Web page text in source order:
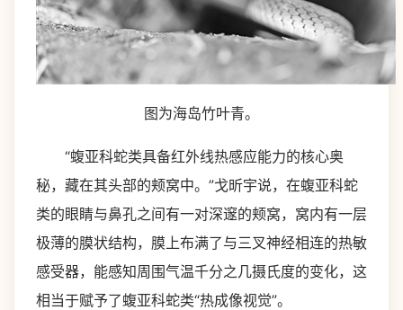
图为海岛竹叶青。
“蝮亚科蛇类具备红外线热感应能力的核心奥
秘，藏在其头部的颊窝中。”戈昕宇说，在蝮亚科蛇
类的眼睛与鼻孔之间有一对深邃的颊窝，窝内有一层
极薄的膜状结构，膜上布满了与三叉神经相连的热敏
感受器，能感知周围气温千分之几摄氏度的变化，这
相当于赋予了蝮亚科蛇类“热成像视觉”。